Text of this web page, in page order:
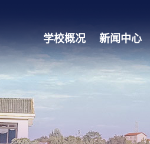
学校概况 新闻中心